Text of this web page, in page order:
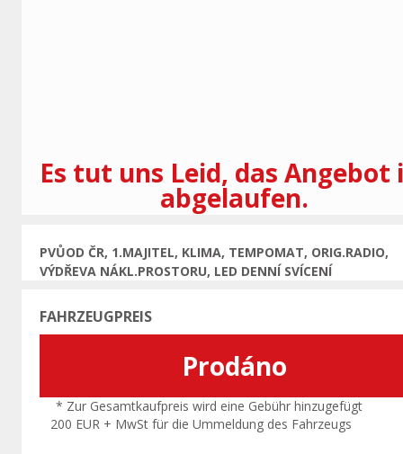
Es tut uns Leid, das Angebot
abgelaufen.
PVŮOD ČR, 1.MAJITEL, KLIMA, TEMPOMAT, ORIG.RADIO,
VÝDŘEVA NÁKL.PROSTORU, LED DENNÍ SVÍCENÍ
FAHRZEUGPREIS
Prodáno
* Zur Gesamtkaufpreis wird eine Gebühr hinzugefügt
200 EUR + MwSt für die Ummeldung des Fahrzeugs